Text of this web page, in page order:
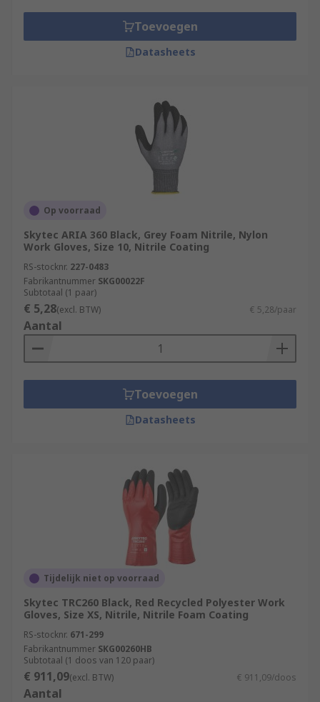
Toevoegen
Datasheets
Op voorraad
Skytec ARIA 360 Black, Grey Foam Nitrile, Nylon
Work Gloves, Size 10, Nitrile Coating
RS-stocknr. 227-0483
Fabrikantnummer SKG00022F
Subtotaal (1 paar)
€ 5,28(excl. BTW) € 5,28/paar
Aantal
Toevoegen
Datasheets
Tijdelijk niet op voorraad
Skytec TRC260 Black, Red Recycled Polyester Work
Gloves, Size XS, Nitrile, Nitrile Foam Coating
RS-stocknr. 671-299
Fabrikantnummer SKG00260HB
Subtotaal (1 doos van 120 paar)
€ 911,09(excl. BTW) € 911,09/doos
Aantal